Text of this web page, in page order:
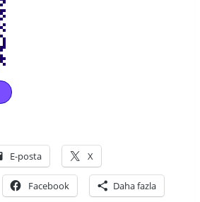
E-posta X
Facebook Daha fazla